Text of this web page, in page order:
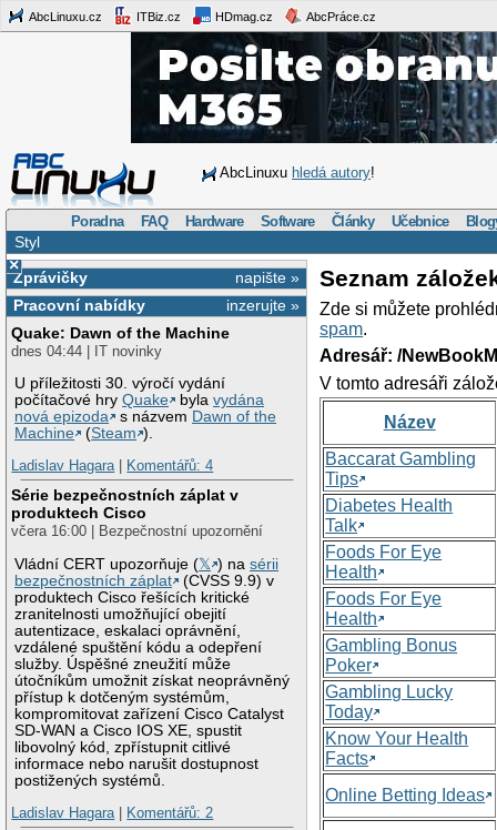
AbcLinuxu.cz ITBiz.cz HDmag.cz AbcPráce.cz
AbcLinuxu hledá autory!
Poradna FAQ Hardware Software Články Učebnice
Styl
×
napište »
Zprávičky
inzerujte »
Pracovní nabídky
Quake: Dawn of the Machine
dnes 04:44 | IT novinky
U příležitosti 30. výročí vydání
počítačové hryQuake bylavydána
nová epizoda
s názvem Dawn of the
Machine
(Steam ).
Ladislav Hagara| Komentářů: 4
Série bezpečnostních záplat v
produktech Cisco
včera 16:00 | Bezpečnostní upozornění
Vládní CERT upozorňuje (𝕏 ) nasérii
bezpečnostních záplat
(CVSS 9.9) v
produktech Cisco řešících kritické
zranitelnosti umožňující obejití
autentizace, eskalaci oprávnění,
vzdálené spuštění kódu a odepření
služby. Úspěšné zneužití může
útočníkům umožnit získat neoprávněný
přístup k dotčeným systémům,
kompromitovat zařízení Cisco Catalyst
SD-WAN a Cisco IOS XE, spustit
libovolný kód, zpřístupnit citlivé
informace nebo narušit dostupnost
postižených systémů.
Ladislav Hagara| Komentářů: 2
Seznam
Zde si můžete
spam.
Adresář: /
V tomto adresáři
Název
Baccarat Gambling
Tips
Diabetes Health
Talk
Foods For Eye
Health
Foods For Eye
Health
Gambling Bonus
Poker
Gambling Lucky
Today
Know Your Health
Facts
Online Betting Ideas